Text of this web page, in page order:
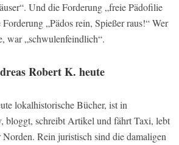
Und die Forderung „freie Pädofilie
„Pädos rein, Spießer raus!“ Wer
war „schwulenfeindlich“.
Robert K. heute
lokalhistorische Bücher, ist in
bloggt, schreibt Artikel und fährt Taxi, lebt
Rein juristisch sind die damaligen